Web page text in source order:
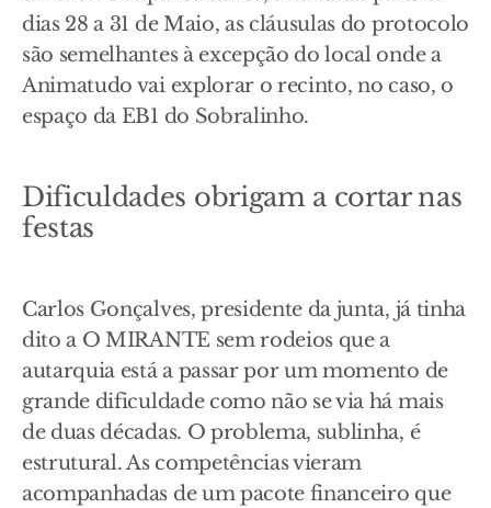
dias 28 a 31 de Maio, as cláusulas do protocolo
são semelhantes à excepção do local onde a
Animatudo vai explorar o recinto, no caso, o
espaço da EB1 do Sobralinho.
Dificuldades obrigam a cortar nas
festas
Carlos Gonçalves, presidente da junta, já tinha
dito a O MIRANTE sem rodeios que a
autarquia está a passar por um momento de
grande dificuldade como não se via há mais
de duas décadas. O problema, sublinha, é
estrutural. As competências vieram
acompanhadas de um pacote financeiro que